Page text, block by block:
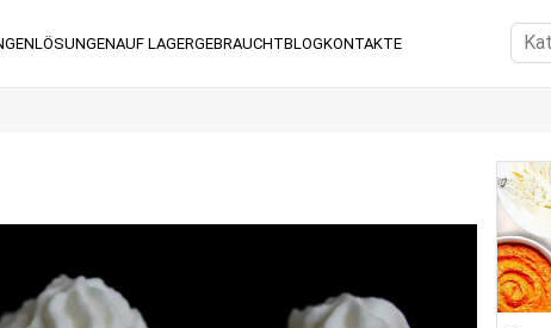
LÖSUNGENAUF LAGERGEBRAUCHTBLOGKONTAKTE